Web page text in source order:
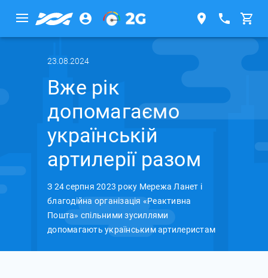
23.08.2024
Вже рік
допомагаємо
українській
артилерії разом
З 24 серпня 2023 року Мережа Ланет і
благодійна організація «Реактивна
Пошта» спільними зусиллями
допомагають українським артилеристам